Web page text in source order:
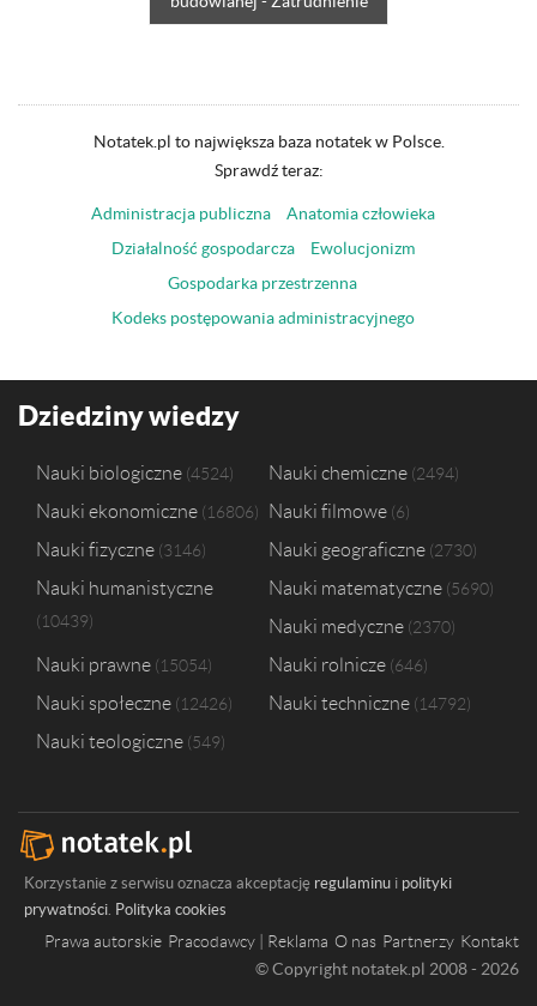
Notatek.pl to największa baza notatek w Polsce.
Sprawdź teraz:
Administracja publiczna
Anatomia człowieka
Działalność gospodarcza
Ewolucjonizm
Gospodarka przestrzenna
Kodeks postępowania administracyjnego
Dziedziny wiedzy
Nauki biologiczne 4524 Nauki chemiczne 2494
Nauki ekonomiczne 16806 Nauki filmowe 6
Nauki fizyczne 3146 Nauki geograficzne 2730
Nauki humanistyczne
10439
Nauki matematyczne 5690
Nauki medyczne 2370
Nauki prawne 15054 Nauki rolnicze 646
Nauki społeczne 12426 Nauki techniczne 14792
Nauki teologiczne 549
Korzystanie z serwisu oznacza akceptację regulaminu i polityki
prywatności. Polityka cookies
Prawa autorskie Pracodawcy | Reklama O nas Partnerzy Kontakt
© Copyright notatek.pl 2008 - 2026